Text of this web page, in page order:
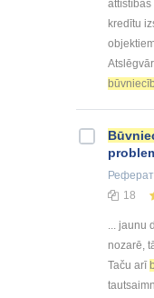
kredītu
Реферат
18
... jaunu
nozarē,
Taču arī